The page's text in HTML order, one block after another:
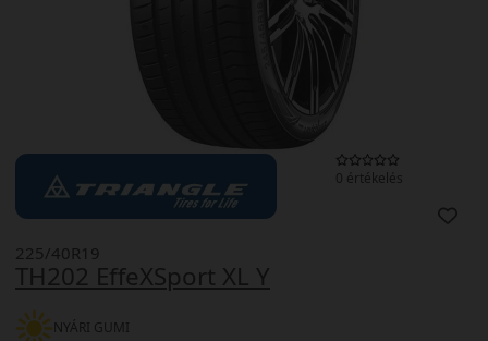
0 értékelés
TH202 EffeXSport XL Y
225/40R19
NYÁRI GUMI